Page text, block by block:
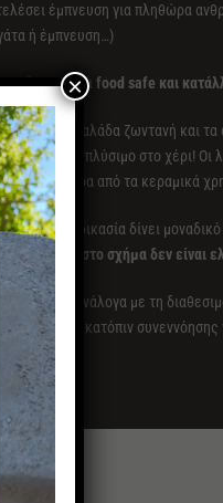
έμπνευση για πληθώρα
ή έμπνευση…)
μας είναι food safe και
την γυαλάδα ζωντανή και
το πλύσιμο στο χέρι! Οι
γρήγορα από τα κεραμικά
διαδικασία δίνει
χρώμα και στο σχήμα δεν είναι
ποικίλουν ανάλογα με τη
τεμάχια, κατόπιν
×